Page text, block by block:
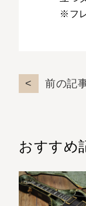
※フ
前の記
おすすめ